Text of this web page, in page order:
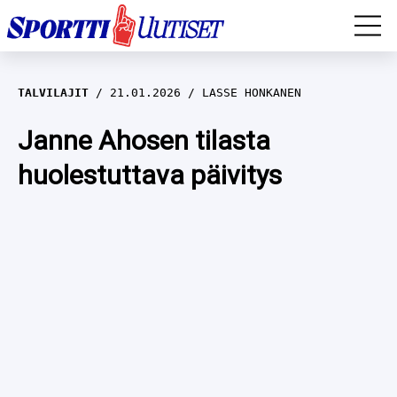
EM-YLEISURHEILU
JÄÄKIEKKO
YLEISURHEILU
TALVILAJIT 21.01.2026 LASSE HONKANEN
Janne Ahosen tilasta
huolestuttava päivitys